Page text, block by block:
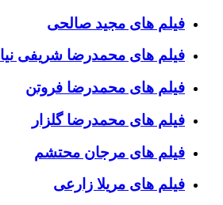
فیلم های مجید صالحی
فیلم های محمدرضا شریفی نیا
فیلم های محمدرضا فروتن
فیلم های محمدرضا گلزار
فیلم های مرجان محتشم
فیلم های مریلا زارعی